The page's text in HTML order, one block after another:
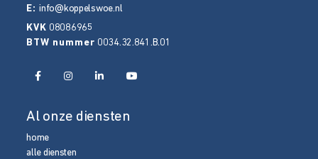
E:info@koppelswoe.nl
KVK 08086965
BTW nummer 0034.32.841.B.01
Al onze diensten
home
alle diensten